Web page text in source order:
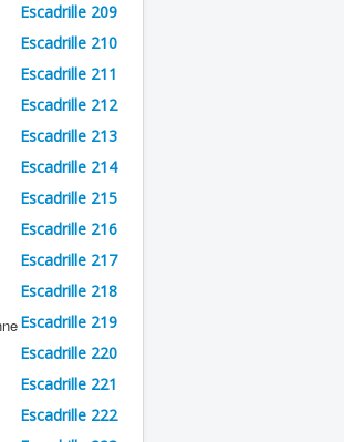
Escadrille 209
Escadrille 210
Escadrille 211
Escadrille 212
Escadrille 213
Escadrille 214
Escadrille 215
Escadrille 216
Escadrille 217
Escadrille 218
Escadrille 219
Escadrille 220
Escadrille 221
Escadrille 222